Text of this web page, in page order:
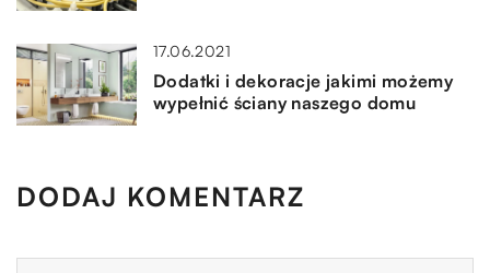
17.06.2021
Dodatki i dekoracje jakimi możemy
wypełnić ściany naszego domu
DODAJ KOMENTARZ